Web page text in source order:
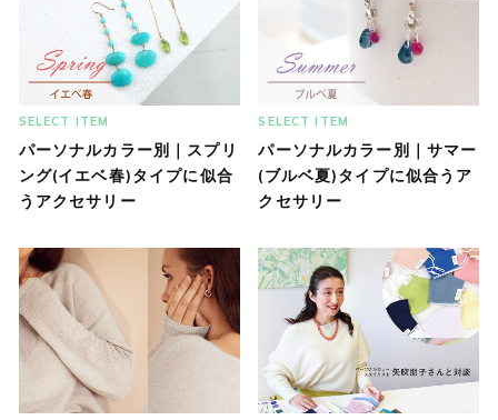
SELECT ITEM
パーソナルカラー別｜スプリ
ング(イエベ春)タイプに似合
うアクセサリー
SELECT ITEM
パーソナルカラー別｜サマー
(ブルベ夏)タイプに似合うア
クセサリー